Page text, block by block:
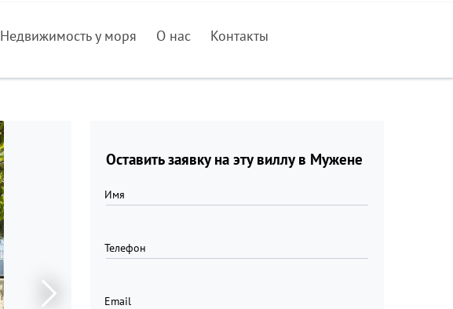
Недвижимость у моря О нас Контакты
Оставить заявку на эту виллу в Мужене
Имя
Телефон
Email